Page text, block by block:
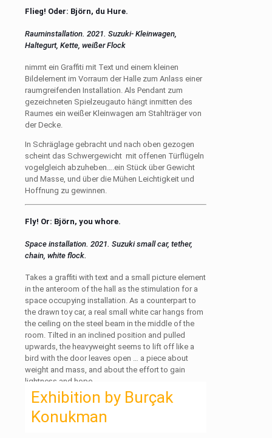
Flieg! Oder: Björn, du Hure.
Rauminstallation. 2021. Suzuki- Kleinwagen,
Haltegurt, Kette, weißer Flock
nimmt ein Graffiti mit Text und einem kleinen
Bildelement im Vorraum der Halle zum Anlass einer
raumgreifenden Installation. Als Pendant zum
gezeichneten Spielzeugauto hängt inmitten des
Raumes ein weißer Kleinwagen am Stahlträger von
der Decke.
In Schräglage gebracht und nach oben gezogen
scheint das Schwergewicht mit offenen Türflügeln
vogelgleich abzuheben….ein Stück über Gewicht
und Masse, und über die Mühen Leichtigkeit und
Hoffnung zu gewinnen.
Fly! Or: Björn, you whore.
Space installation. 2021. Suzuki small car, tether,
chain, white flock.
Takes a graffiti with text and a small picture element
in the anteroom of the hall as the stimulation for a
space occupying installation. As a counterpart to
the drawn toy car, a real small white car hangs from
the ceiling on the steel beam in the middle of the
room. Tilted in an inclined position and pulled
upwards, the heavyweight seems to lift off like a
bird with the door leaves open … a piece about
weight and mass, and about the effort to gain
lightness and hope.
Exhibition by Burçak
Konukman